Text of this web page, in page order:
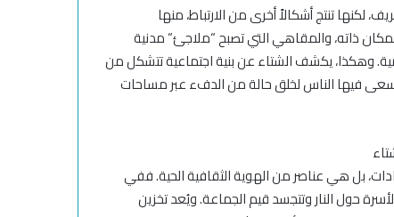
لكنها تنتج أشكالاً أخرى من الارتباط، منها
ذاته، والمقاهي التي تصبح“ملاجئ“مدنية
وهكذا، يكشف الشتاء عن بنية اجتماعية تتشكل من
فيها الناسلخلق حالة منالدفء عبر مساحات
بل هي عناصر من الهوية الثقافية الحية. ففي
حول النار وتتجسد قيم الجماعة. ويُعد تخزين